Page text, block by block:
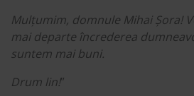
Mulțumim, domnule Mihai Șora!
mai departe încrederea
suntem mai buni.
Drum lin!”